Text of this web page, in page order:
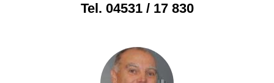
Tel. 04531 / 17 830